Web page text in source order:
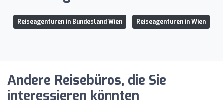
Reiseagenturen in Bundesland Wien Reiseagenturen in Wien
Andere Reisebüros, die Sie
interessieren könnten